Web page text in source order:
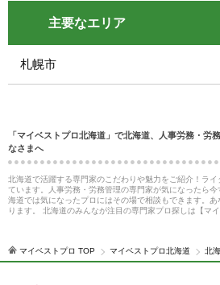
主要なエリア
札幌市
「マイベストプロ北海道」で北海道、人事労務・労
なさまへ
北海道で活躍する専門家のこだわりや魅力をご紹介！ライ
ています。人事労務・労務管理の専門家が気になったら
海道では気になったプロにはその場で相談もできます。
ります。 北海道のみんなが注目の専門家プロ探しは【マイ
マイベストプロ TOP マイベストプロ北海道 北